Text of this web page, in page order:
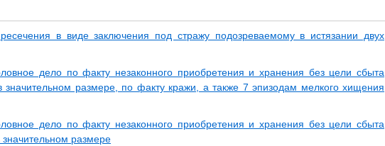
в виде заключения под стражу подозреваемому в истязании двух
дело по факту незаконного приобретения и хранения без цели сбыта
значительном размере, по факту кражи, а также 7 эпизодам мелкого хищения
дело по факту незаконного приобретения и хранения без цели сбыта
значительном размере